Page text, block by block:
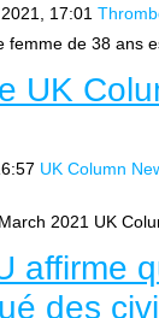
17:01
femme de 38 ans
UK
UK Column
2021 UK
affirme
des